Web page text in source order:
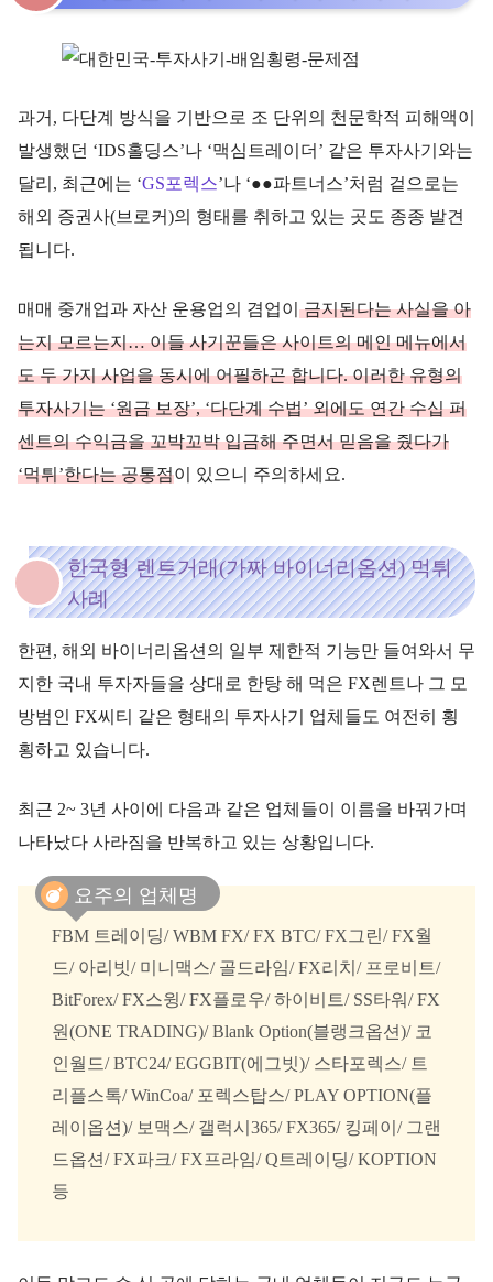
과거, 다단계 방식을 기반으로 조 단위의 천문학적 피해액이
발생했던 ‘IDS홀딩스’나 ‘맥심트레이더’ 같은 투자사기와는
달리, 최근에는 ‘GS포렉스’나 ‘●●파트너스’처럼 겉으로는
해외 증권사(브로커)의 형태를 취하고 있는 곳도 종종 발견
됩니다.
매매 중개업과 자산 운용업의 겸업이 금지된다는 사실을 아
는지 모르는지… 이들 사기꾼들은 사이트의 메인 메뉴에서
도 두 가지 사업을 동시에 어필하곤 합니다. 이러한 유형의
투자사기는 ‘원금 보장’, ‘다단계 수법’ 외에도 연간 수십 퍼
센트의 수익금을 꼬박꼬박 입금해 주면서 믿음을 줬다가
‘먹튀’한다는 공통점이 있으니 주의하세요.
한국형 렌트거래(가짜 바이너리옵션) 먹튀
사례
한편, 해외 바이너리옵션의 일부 제한적 기능만 들여와서 무
지한 국내 투자자들을 상대로 한탕 해 먹은 FX렌트나 그 모
방범인 FX씨티 같은 형태의 투자사기 업체들도 여전히 횡
횡하고 있습니다.
최근 2~ 3년 사이에 다음과 같은 업체들이 이름을 바꿔가며
나타났다 사라짐을 반복하고 있는 상황입니다.
요주의 업체명
FBM 트레이딩/ WBM FX/ FX BTC/ FX그린/ FX월
드/ 아리빗/ 미니맥스/ 골드라임/ FX리치/ 프로비트/
BitForex/ FX스윙/ FX플로우/ 하이비트/ SS타워/ FX
원(ONE TRADING)/ Blank Option(블랭크옵션)/ 코
인월드/ BTC24/ EGGBIT(에그빗)/ 스타포렉스/ 트
리플스톡/ WinCoa/ 포렉스탑스/ PLAY OPTION(플
레이옵션)/ 보맥스/ 갤럭시365/ FX365/ 킹페이/ 그랜
드옵션/ FX파크/ FX프라임/ Q트레이딩/ KOPTION
등